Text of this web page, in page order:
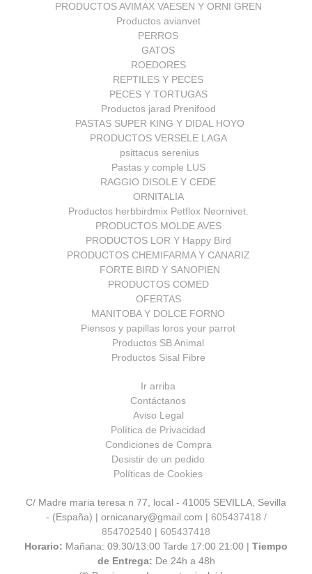
PRODUCTOS AVIMAX VAESEN Y ORNI GREN
Productos avianvet
PERROS
GATOS
ROEDORES
REPTILES Y PECES
PECES Y TORTUGAS
Productos jarad Prenifood
PASTAS SUPER KING Y DIDAL HOYO
PRODUCTOS VERSELE LAGA
psittacus serenius
Pastas y comple LUS
RAGGIO DISOLE Y CEDE
ORNITALIA
Productos herbbirdmix Petflox Neornivet.
PRODUCTOS MOLDE AVES
PRODUCTOS LOR Y Happy Bird
PRODUCTOS CHEMIFARMA Y CANARIZ
FORTE BIRD Y SANOPIEN
PRODUCTOS COMED
OFERTAS
MANITOBA Y DOLCE FORNO
Piensos y papillas loros your parrot
Productos SB Animal
Productos Sisal Fibre
Ir arriba
Contáctanos
Aviso Legal
Política de Privacidad
Condiciones de Compra
Desistir de un pedido
Políticas de Cookies
C/ Madre maria teresa n 77, local - 41005 SEVILLA, Sevilla
- (España) | ornicanary@gmail.com | 605437418 /
854702540 | 605437418
Horario: Mañana: 09:30/13:00 Tarde 17:00 21:00 | Tiempo
de Entrega: De 24h a 48h